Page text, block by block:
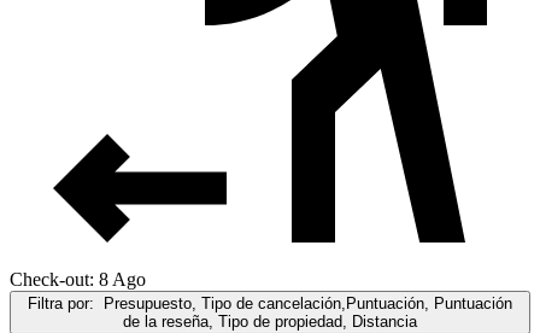
Check-out: 8 Ago
Filtra por:
Presupuesto, Tipo de cancelación,Puntuación, Puntuación
de la reseña, Tipo de propiedad, Distancia